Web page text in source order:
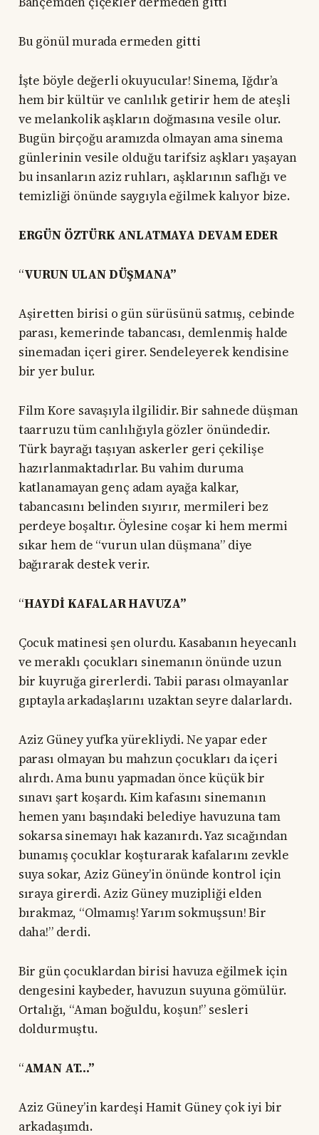
Bu gönül murada ermeden gitti
İşte böyle değerli okuyucular! Sinema, Iğdır’a
hem bir kültür ve canlılık getirir hem de ateşli
ve melankolik aşkların doğmasına vesile olur.
Bugün birçoğu aramızda olmayan ama sinema
günlerinin vesile olduğu tarifsiz aşkları yaşayan
bu insanların aziz ruhları, aşklarının saflığı ve
temizliği önünde saygıyla eğilmek kalıyor bize.
ERGÜN ÖZTÜRK ANLATMAYA DEVAM EDER
“VURUN ULAN DÜŞMANA”
Aşiretten birisi o gün sürüsünü satmış, cebinde
parası, kemerinde tabancası, demlenmiş halde
sinemadan içeri girer. Sendeleyerek kendisine
bir yer bulur.
Film Kore savaşıyla ilgilidir. Bir sahnede düşman
taarruzu tüm canlılığıyla gözler önündedir.
Türk bayrağı taşıyan askerler geri çekilişe
hazırlanmaktadırlar. Bu vahim duruma
katlanamayan genç adam ayağa kalkar,
tabancasını belinden sıyırır, mermileri bez
perdeye boşaltır. Öylesine coşar ki hem mermi
sıkar hem de “vurun ulan düşmana” diye
bağırarak destek verir.
“HAYDİ KAFALAR HAVUZA”
Çocuk matinesi şen olurdu. Kasabanın heyecanlı
ve meraklı çocukları sinemanın önünde uzun
bir kuyruğa girerlerdi. Tabii parası olmayanlar
gıptayla arkadaşlarını uzaktan seyre dalarlardı.
Aziz Güney yufka yürekliydi. Ne yapar eder
parası olmayan bu mahzun çocukları da içeri
alırdı. Ama bunu yapmadan önce küçük bir
sınavı şart koşardı. Kim kafasını sinemanın
hemen yanı başındaki belediye havuzuna tam
sokarsa sinemayı hak kazanırdı. Yaz sıcağından
bunamış çocuklar koşturarak kafalarını zevkle
suya sokar, Aziz Güney’in önünde kontrol için
sıraya girerdi. Aziz Güney muzipliği elden
bırakmaz, “Olmamış! Yarım sokmuşsun! Bir
daha!” derdi.
Bir gün çocuklardan birisi havuza eğilmek için
dengesini kaybeder, havuzun suyuna gömülür.
Ortalığı, “Aman boğuldu, koşun!” sesleri
doldurmuştu.
“AMAN AT...”
Aziz Güney’in kardeşi Hamit Güney çok iyi bir
arkadaşımdı.